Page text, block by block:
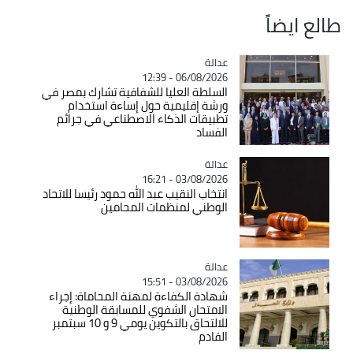
طالع ايضاً
Catégorie
عدالة
06/08/2026 - 12:39
السلطة العليا للشفافية تشارك بمصر في
ورشة إقليمية حول إساءة استخدام
تطبيقات الذكاء الاصطناعي في جرائم
الفساد
Catégorie
عدالة
03/08/2026 - 16:21
انتخاب النقيب عبد الله حمود رئيسا للاتحاد
الوطني لمنظمات المحامين
Catégorie
عدالة
03/08/2026 - 15:51
شهادة الكفاءة لمهنة المحاماة: إجراء
الامتحان الشفوي للمسابقة الوطنية
للالتحاق بالتكوين يومي 9 و 10 سبتمبر
القادم